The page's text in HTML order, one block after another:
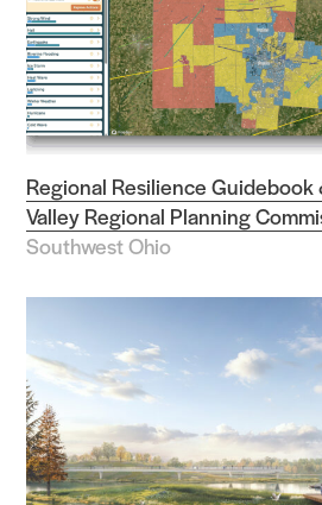
Regional Resilience
Valley Regional Planning
Southwest Ohio